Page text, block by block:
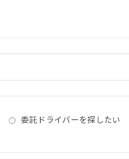
委託ドライバーを探したい